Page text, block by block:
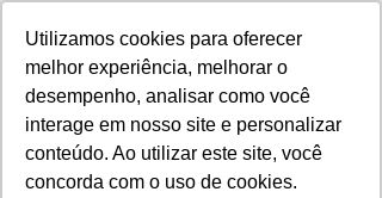
Utilizamos cookies para oferecer
melhor experiência, melhorar o
desempenho, analisar como você
interage em nosso site e personalizar
conteúdo. Ao utilizar este site, você
concorda com o uso de cookies.